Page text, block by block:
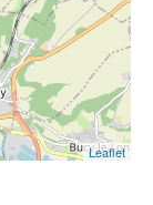
Leaflet